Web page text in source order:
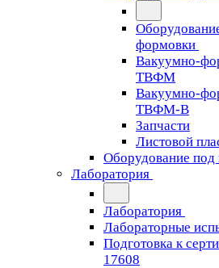
формовки
Вакуумно-
ТВФМ
Вакуумно-
ТВФМ-В
Запчасти
Листовой
Оборудование под
Лаборатория
Лаборатория
Лабораторные
Подготовка к
17608